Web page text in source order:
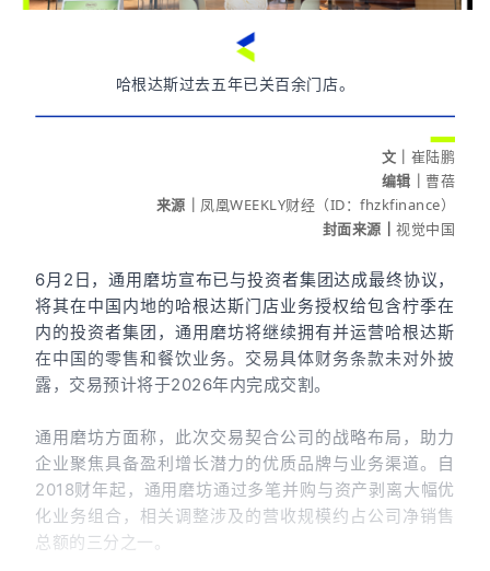
哈根达斯过去五年已关百余门店。
文 ｜ 崔陆鹏
编辑 ｜ 曹蓓
来源｜ 凤凰WEEKLY财经（ID：fhzkfinance）
封面来源 ｜ 视觉中国
6月2日，通用磨坊宣布已与投资者集团达成最终协议，
将其在中国内地的哈根达斯门店业务授权给包含柠季在
内的投资者集团，通用磨坊将继续拥有并运营哈根达斯
在中国的零售和餐饮业务。交易具体财务条款未对外披
露，交易预计将于2026年内完成交割。
通用磨坊方面称，此次交易契合公司的战略布局，助力
企业聚焦具备盈利增长潜力的优质品牌与业务渠道。自
2018财年起，通用磨坊通过多笔并购与资产剥离大幅优
化业务组合，相关调整涉及的营收规模约占公司净销售
总额的三分之一。